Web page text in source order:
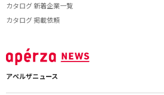
カタログ 新着企業一覧
カタログ 掲載依頼
アペルザニュース